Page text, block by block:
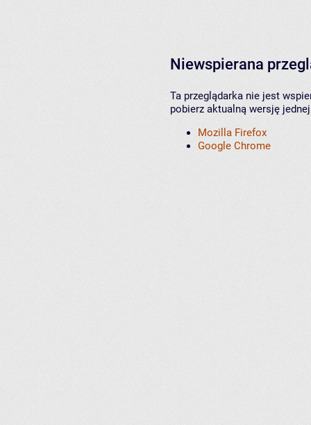
Niewspierana
Ta przeglądarka nie jest
pobierz aktualną wersję
Mozilla Firefox
Google Chrome